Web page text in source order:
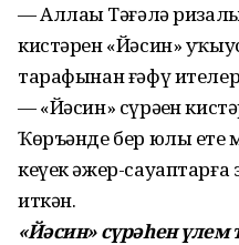
— Аллаһы Тәғәлә
кистәрен «Йәсин»
тарафынан ғәфү
— «Йәсин» сүрәһен
Ҡөръәнде бер юлы ете
кеүек әжер-
иткән.
«Йәсин» сүрәһен